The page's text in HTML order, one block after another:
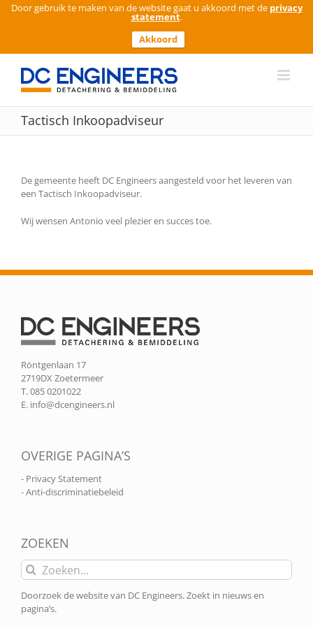
Door gebruik te maken van de website gaat u akkoord met de privacy
statement.
Akkoord
Ga
inhoud
Tactisch Inkoopadviseur
De gemeente heeft DC Engineers aangesteld voor het leveren van
een Tactisch Inkoopadviseur.
Wij wensen Antonio veel plezier en succes toe.
Röntgenlaan 17
2719DX Zoetermeer
T. 085 0201022
E. info@dcengineers.nl
OVERIGE PAGINA’S
- Privacy Statement
- Anti-discriminatiebeleid
ZOEKEN
Zoeken
naar:
Doorzoek de website van DC Engineers. Zoekt in nieuws en
pagina’s.